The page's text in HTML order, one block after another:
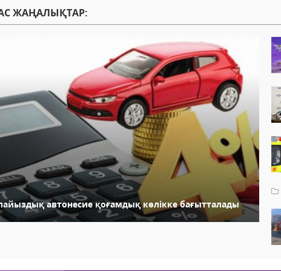
ЖАҢАЛЫҚТАР:
автонесие қоғамдық көлікке бағытталады